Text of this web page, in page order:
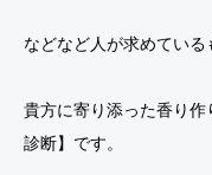
などなど人が求めている
貴方に寄り添った香り
診断】です。